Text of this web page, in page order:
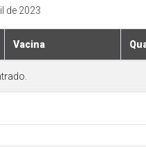
de 2023
Vacina